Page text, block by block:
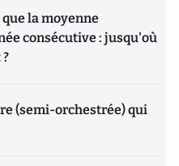
la moyenne
consécutive : jusqu'où
(semi-orchestrée) qui